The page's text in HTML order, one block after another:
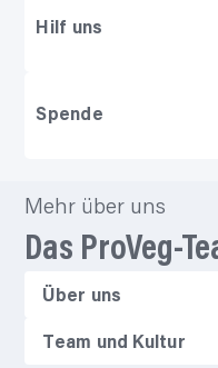
Hilf uns
Spende
Mehr über uns
Das ProVeg-
Über uns
Team und Kultur